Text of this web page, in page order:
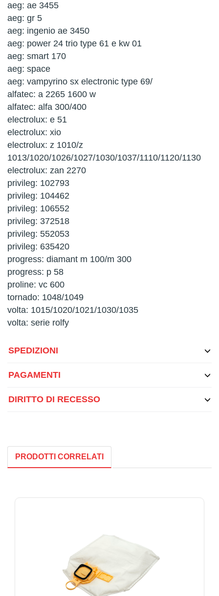
aeg: ae 3455
aeg: gr 5
aeg: ingenio ae 3450
aeg: power 24 trio type 61 e kw 01
aeg: smart 170
aeg: space
aeg: vampyrino sx electronic type 69/
alfatec: a 2265 1600 w
alfatec: alfa 300/400
electrolux: e 51
electrolux: xio
electrolux: z 1010/z
1013/1020/1026/1027/1030/1037/1110/1120/1130
electrolux: zan 2270
privileg: 102793
privileg: 104462
privileg: 106552
privileg: 372518
privileg: 552053
privileg: 635420
progress: diamant m 100/m 300
progress: p 58
proline: vc 600
tornado: 1048/1049
volta: 1015/1020/1021/1030/1035
volta: serie rolfy
SPEDIZIONI
PAGAMENTI
DIRITTO DI RECESSO
PRODOTTI CORRELATI